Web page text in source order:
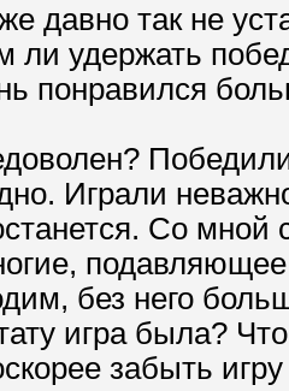
давно так не
ли удержать
понравился
Играли
Со мной
без него
игра была?
забыть